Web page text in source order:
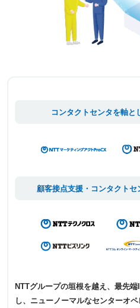
コンタクトセンタを軸と
顧客接点支援・コンタクト
NTTグループの垣根を越え、最先
し、ニューノーマルなセンターオ